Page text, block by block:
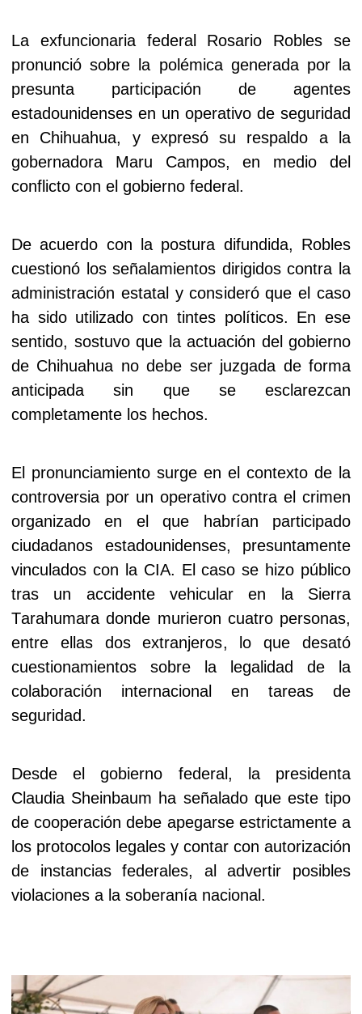
La exfuncionaria federal Rosario Robles se
pronunció sobre la polémica generada por la
presunta participación de agentes
estadounidenses en un operativo de seguridad
en Chihuahua, y expresó su respaldo a la
gobernadora Maru Campos, en medio del
conflicto con el gobierno federal.
De acuerdo con la postura difundida, Robles
cuestionó los señalamientos dirigidos contra la
administración estatal y consideró que el caso
ha sido utilizado con tintes políticos. En ese
sentido, sostuvo que la actuación del gobierno
de Chihuahua no debe ser juzgada de forma
anticipada sin que se esclarezcan
completamente los hechos.
El pronunciamiento surge en el contexto de la
controversia por un operativo contra el crimen
organizado en el que habrían participado
ciudadanos estadounidenses, presuntamente
vinculados con la CIA. El caso se hizo público
tras un accidente vehicular en la Sierra
Tarahumara donde murieron cuatro personas,
entre ellas dos extranjeros, lo que desató
cuestionamientos sobre la legalidad de la
colaboración internacional en tareas de
seguridad.
Desde el gobierno federal, la presidenta
Claudia Sheinbaum ha señalado que este tipo
de cooperación debe apegarse estrictamente a
los protocolos legales y contar con autorización
de instancias federales, al advertir posibles
violaciones a la soberanía nacional.